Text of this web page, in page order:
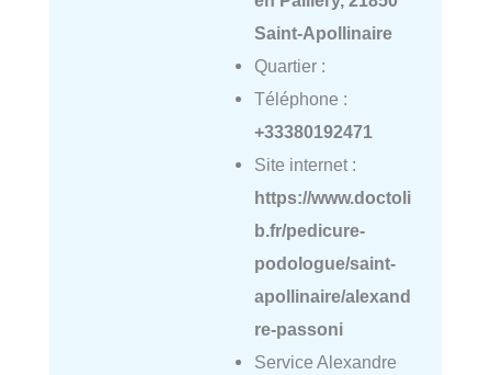
Saint-Apollinaire
Quartier :
Téléphone :
+33380192471
Site internet :
https://www.doctoli
b.fr/pedicure-
podologue/saint-
apollinaire/alexand
re-passoni
Service Alexandre